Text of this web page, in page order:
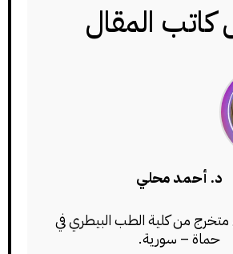
المقال
د. أحمد محلي
من كلية الطب البيطري في
حماة – سورية.